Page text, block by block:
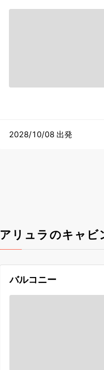
2028/10/08 出発
アリュラのキャビ
バルコニー